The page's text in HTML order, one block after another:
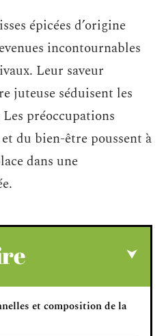
épicées d’origine
incontournables
Leur saveur
juteuse séduisent les
préoccupations
du bien-être poussent à
dans une
et composition de la